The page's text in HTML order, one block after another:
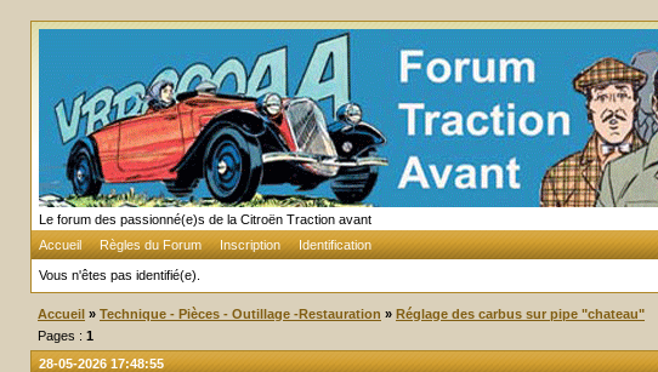
Le forum des passionné(e)s de la Citroën Traction avant
Accueil
Règles du Forum Inscription Identification
Vous n'êtes pas identifié(e).
Accueil » Technique - Pièces - Outillage -Restauration » Réglage des carbus sur pipe "chateau"
Pages : 1
28-05-2026 17:48:55